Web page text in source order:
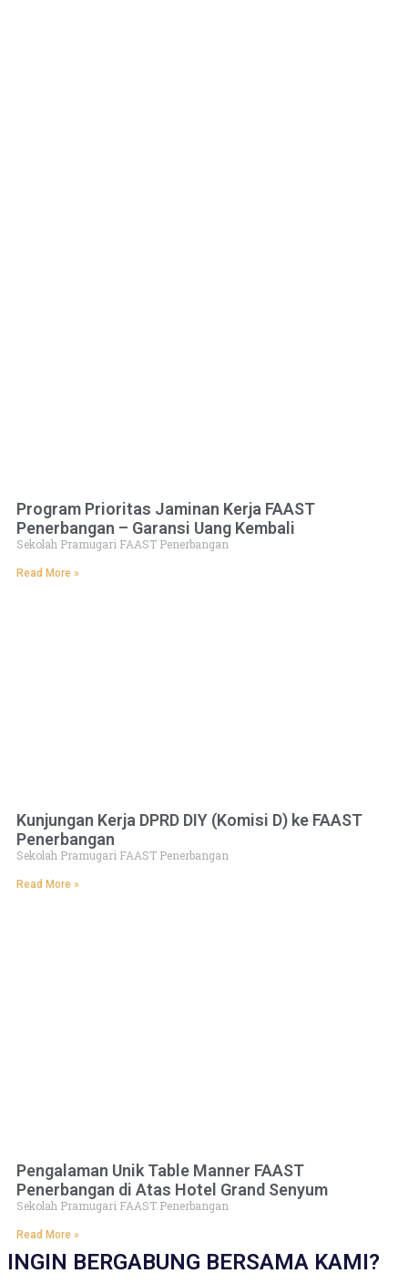
Program Prioritas Jaminan Kerja FAAST
Penerbangan – Garansi Uang Kembali
Sekolah Pramugari FAAST Penerbangan
Read More »
Kunjungan Kerja DPRD DIY (Komisi D) ke FAAST
Penerbangan
Sekolah Pramugari FAAST Penerbangan
Read More »
Pengalaman Unik Table Manner FAAST
Penerbangan di Atas Hotel Grand Senyum
Sekolah Pramugari FAAST Penerbangan
Read More »
INGIN BERGABUNG BERSAMA KAMI?